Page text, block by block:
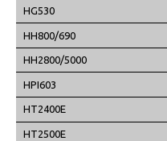
HG530
HH800/690
HH2800/5000
HPI603
HT2400E
HT2500E